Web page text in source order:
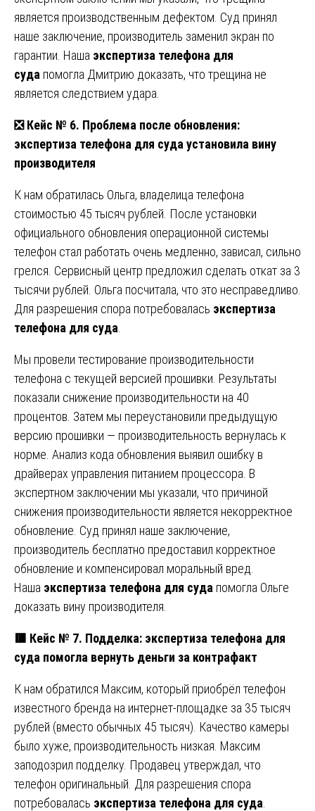
является производственным дефектом. Суд принял
наше заключение, производитель заменил экран по
гарантии. Наша экспертиза телефона для
суда помогла Дмитрию доказать, что трещина не
является следствием удара.
❎Кейс № 6. Проблема после обновления:
экспертиза телефона для суда установила вину
производителя
К нам обратилась Ольга, владелица телефона
стоимостью 45 тысяч рублей. После установки
официального обновления операционной системы
телефон стал работать очень медленно, зависал, сильно
грелся. Сервисный центр предложил сделать откат за 3
тысячи рублей. Ольга посчитала, что это несправедливо.
Для разрешения спора потребовалась экспертиза
телефона для суда
Мы провели тестирование производительности
телефона с текущей версией прошивки. Результаты
показали снижение производительности на 40
процентов. Затем мы переустановили предыдущую
версию прошивки — производительность вернулась к
норме. Анализ кода обновления выявил ошибку в
драйверах управления питанием процессора. В
экспертном заключении мы указали, что причиной
снижения производительности является некорректное
обновление. Суд принял наше заключение,
производитель бесплатно предоставил корректное
обновление и компенсировал моральный вред.
Наша экспертиза телефона для суда помогла Ольге
доказать вину производителя.
🟥 Кейс № 7. Подделка: экспертиза телефона для
суда помогла вернуть деньги за контрафакт
К нам обратился Максим, который приобрёл телефон
известного бренда на интернет-площадке за 35 тысяч
рублей (вместо обычных 45 тысяч). Качество камеры
было хуже, производительность низкая. Максим
заподозрил подделку. Продавец утверждал, что
телефон оригинальный. Для разрешения спора
потребовалась экспертиза телефона для суда